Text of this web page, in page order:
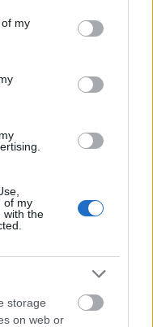
You may click to
its third-party tags to
in below Google
my
of my
with the
storage
on web or
πλειοψηφία σε μια
pelop.gr σε
παράπονα,
σου.